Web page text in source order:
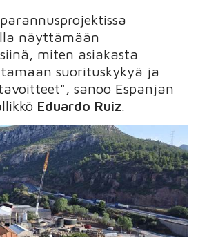
näyttämään
miten asiakasta
suorituskykyä ja
sanoo Espanjan
Eduardo Ruiz